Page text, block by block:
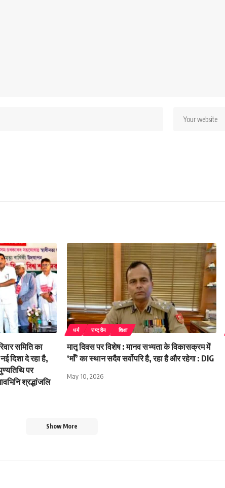
समिति का
दिशा दे रहा है,
पर
श्रद्धांजलि
धर्म राष्ट्रीय शिक्षा
मातृ दिवस पर विशेष : मानव सभ्यता के विकासक्रम में
‘माँ’ का स्थान सदैव सर्वोपरि है, रहा है और रहेगा : DIG
May 10, 2026
Show More